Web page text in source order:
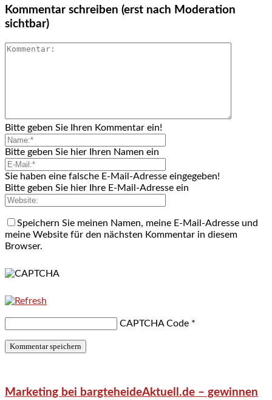
Kommentar schreiben (erst nach Moderation
sichtbar)
Bitte geben Sie Ihren Kommentar ein!
Bitte geben Sie hier Ihren Namen ein
Sie haben eine falsche E-Mail-Adresse eingegeben!
Bitte geben Sie hier Ihre E-Mail-Adresse ein
Speichern Sie meinen Namen, meine E-Mail-Adresse und
meine Website für den nächsten Kommentar in diesem
Browser.
CAPTCHA Code *
Marketing bei bargteheideAktuell.de – gewinnen